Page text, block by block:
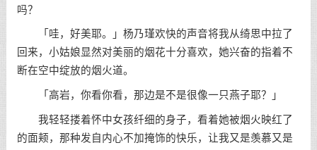
吗？
「哇，好美耶。」杨乃瑾欢快的声音将我从绮思中拉了
回来，小姑娘显然对美丽的烟花十分喜欢，她兴奋的指着不
断在空中绽放的烟火道。
「高岩，你看你看，那边是不是很像一只燕子耶？」
我轻轻搂着怀中女孩纤细的身子，看着她被烟火映红了
的面颊，那种发自内心不加掩饰的快乐，让我又是羡慕又是